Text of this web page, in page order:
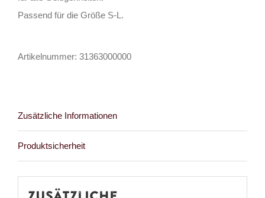
Passend für die Größe S-L.
Artikelnummer: 31363000000
Zusätzliche Informationen
Produktsicherheit